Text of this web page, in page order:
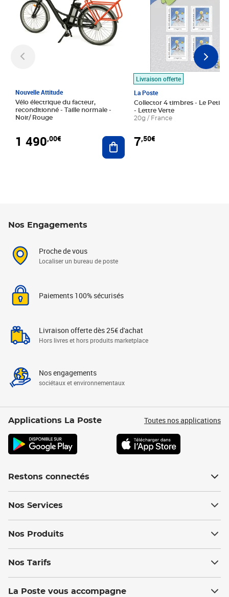
Nouvelle Attitude
Vélo électrique du facteur,
reconditionné - Taille normale -
Noir/ Rouge
1 490,00€ Ajouter au panier
Livraison offerte
La Poste
Collector 4 timbres - Le Petit
- Lettre Verte
20g / France
7,50€
Nos Engagements
Proche de vous
Localiser un bureau de poste
Paiements 100% sécurisés
Livraison offerte dès 25€ d'achat
Hors livres et hors produits marketplace
Nos engagements
sociétaux et environnementaux
Applications La Poste Toutes nos applications
Restons connectés
Nos Services
Nos Produits
Nos Tarifs
La Poste vous accompagne